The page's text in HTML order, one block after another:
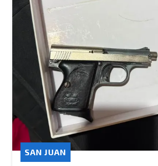
SAN JUAN